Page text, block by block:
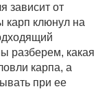
зависит от
карп клюнул на
разберем, какая
карпа, а
при ее